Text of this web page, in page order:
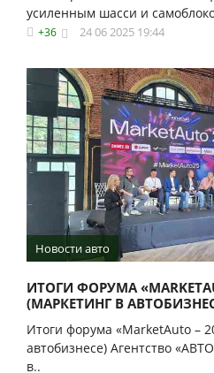
усиленным шасси и
+36 24 06 2025 19:44
Новости авто
ИТОГИ ФОРУМА
(МАРКЕТИНГ В
Итоги форума «MarketAuto –
автобизнесе) Агентство
в..